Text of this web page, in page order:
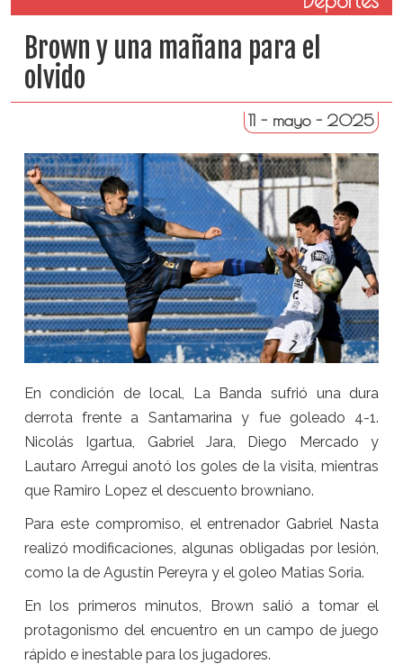
Brown y una mañana para el
olvido
11 - mayo - 2025
En condición de local, La Banda sufrió una dura
derrota frente a Santamarina y fue goleado 4-1.
Nicolás Igartua, Gabriel Jara, Diego Mercado y
Lautaro Arregui anotó los goles de la visita, mientras
que Ramiro Lopez el descuento browniano.
Para este compromiso, el entrenador Gabriel Nasta
realizó modificaciones, algunas obligadas por lesión,
como la de Agustín Pereyra y el goleo Matias Soria.
En los primeros minutos, Brown salió a tomar el
protagonismo del encuentro en un campo de juego
rápido e inestable para los jugadores.